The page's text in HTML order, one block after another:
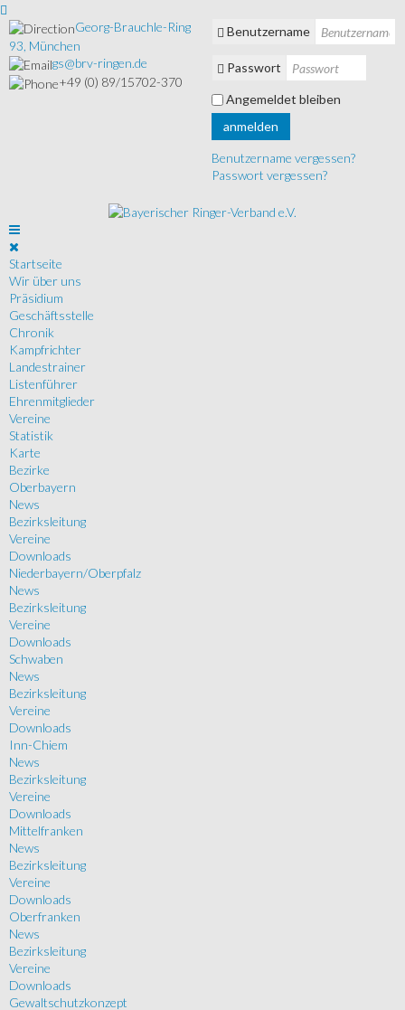
Georg-Brauchle-Ring
93, München
gs@brv-ringen.de
+49 (0) 89/15702-370
Benutzername
Passwort
Angemeldet bleiben
anmelden
Benutzername vergessen?
Passwort vergessen?
Startseite
Wir über uns
Präsidium
Geschäftsstelle
Chronik
Kampfrichter
Landestrainer
Listenführer
Ehrenmitglieder
Vereine
Statistik
Karte
Bezirke
Oberbayern
News
Bezirksleitung
Vereine
Downloads
Niederbayern/Oberpfalz
News
Bezirksleitung
Vereine
Downloads
Schwaben
News
Bezirksleitung
Vereine
Downloads
Inn-Chiem
News
Bezirksleitung
Vereine
Downloads
Mittelfranken
News
Bezirksleitung
Vereine
Downloads
Oberfranken
News
Bezirksleitung
Vereine
Downloads
Gewaltschutzkonzept